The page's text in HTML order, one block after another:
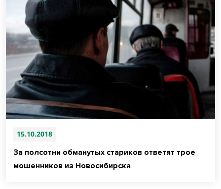
15.10.2018
За полсотни обманутых стариков ответят трое
мошенников из Новосибирска